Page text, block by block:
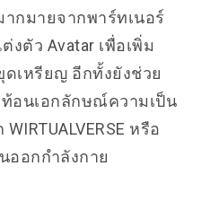
กมายจากพาร์ทเนอร์
งตัว Avatar เพื่อเพิ่ม
เหรียญ อีกทั้งยังช่วย
อนเอกลักษณ์ความเป็น
หรือ
ออกกำลังกาย